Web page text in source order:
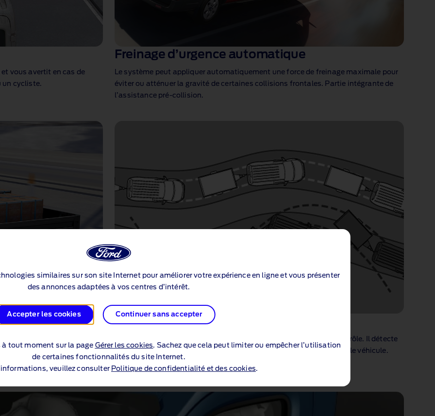
similaires sur son site Internet pour améliorer votre expérience en ligne et vous présenter
des annonces adaptées à vos centres d’intérêt.
Accepter les cookies Continuer sans accepter
à tout moment sur la page Gérer les cookies. Sachez que cela peut limiter ou empêcher l’utilisation
de certaines fonctionnalités du site Internet.
veuillez consulter Politique de confidentialité et des cookies.
vous avertit en cas de
un cycliste.
Freinage d’urgence automatique
Le système peut appliquer automatiquement une force de freinage maximale pour
éviter ou atténuer la gravité de certaines collisions frontales. Partie intégrante de
l’assistance pré‑collision.
lorsque le centre de
Contrôle de la stabilité de la remorque
Ce système contribue à sécuriser le remorquage par un meilleur contrôle. Il détecte
et atténue les effets du balancement de la remorque en ralentissant le véhicule.